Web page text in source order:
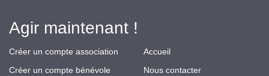
Agir maintenant !
Créer un compte association
Créer un compte bénévole
Accueil
Nous contacter